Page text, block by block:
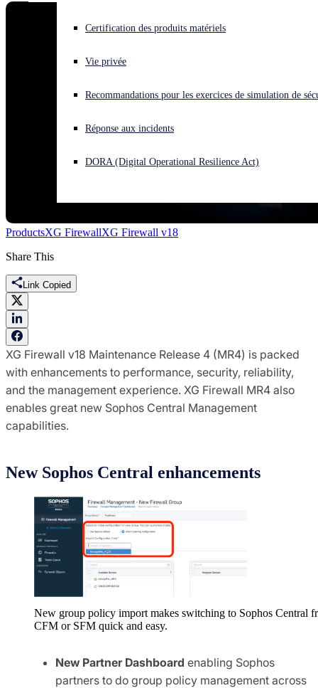
Vous subissez une cyberattaque ? Obtenez une aide immédiate.
Open language switcher
Certification des produits matériels
Vie privée
Recommandations pour les exercices de simulation de
Réponse aux incidents
DORA (Digital Operational Resilience Act)
ProductsXG FirewallXG Firewall v18
Share This
Link Copied
XG Firewall v18 Maintenance Release 4 (MR4) is packed
with enhancements to performance, security, reliability,
and the management experience. XG Firewall MR4 also
enables great new Sophos Central Management
capabilities.
New Sophos Central enhancements
New group policy import makes switching to Sophos Central
CFM or SFM quick and easy.
New Partner Dashboard enabling Sophos
partners to do group policy management across